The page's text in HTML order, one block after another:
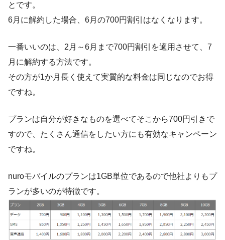
とです。
6月に解約した場合、6月の700円割引はなくなります。
一番いいのは、2月～6月まで700円割引を適用させて、7
月に解約する方法です。
その方が1か月長く使えて実質的な料金は同じなのでお得
ですね。
プランは自分が好きなものを選べてそこから700円引きで
すので、たくさん通信をしたい方にも有効なキャンペーン
ですね。
nuroモバイルのプランは1GB単位であるので他社よりもプ
ランが多いのが特徴です。